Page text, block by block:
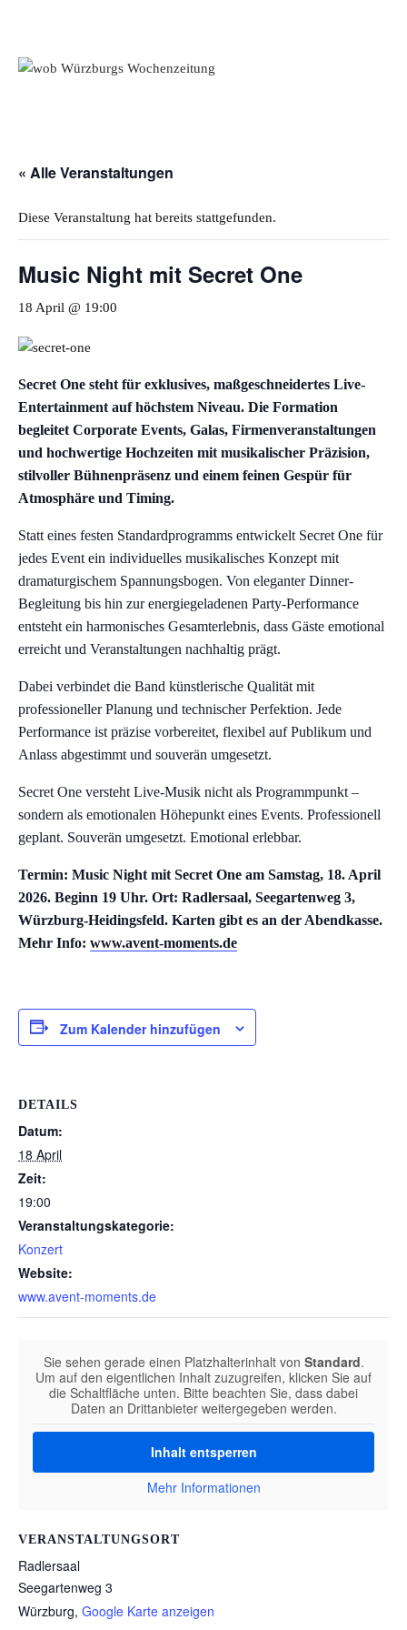
« Alle Veranstaltungen
Diese Veranstaltung hat bereits stattgefunden.
Music Night mit Secret One
18 April @ 19:00
Secret One steht für exklusives, maßgeschneidertes Live-
Entertainment auf höchstem Niveau. Die Formation
begleitet Corporate Events, Galas, Firmenveranstaltungen
und hochwertige Hochzeiten mit musikalischer Präzision,
stilvoller Bühnenpräsenz und einem feinen Gespür für
Atmosphäre und Timing.
Statt eines festen Standardprogramms entwickelt Secret One für
jedes Event ein individuelles musikalisches Konzept mit
dramaturgischem Spannungsbogen. Von eleganter Dinner-
Begleitung bis hin zur energiegeladenen Party-Performance
entsteht ein harmonisches Gesamterlebnis, dass Gäste emotional
erreicht und Veranstaltungen nachhaltig prägt.
Dabei verbindet die Band künstlerische Qualität mit
professioneller Planung und technischer Perfektion. Jede
Performance ist präzise vorbereitet, flexibel auf Publikum und
Anlass abgestimmt und souverän umgesetzt.
Secret One versteht Live-Musik nicht als Programmpunkt –
sondern als emotionalen Höhepunkt eines Events. Professionell
geplant. Souverän umgesetzt. Emotional erlebbar.
Termin: Music Night mit Secret One am Samstag, 18. April
2026. Beginn 19 Uhr. Ort: Radlersaal, Seegartenweg 3,
Würzburg-Heidingsfeld. Karten gibt es an der Abendkasse.
Mehr Info: www.avent-moments.de
Zum Kalender hinzufügen
DETAILS
Datum:
18 April
Zeit:
19:00
Veranstaltungskategorie:
Konzert
Website:
www.avent-moments.de
VERANSTALTUNGSORT
Radlersaal
Seegartenweg 3
Würzburg, Google Karte anzeigen
Sie sehen gerade einen Platzhalterinhalt von Standard.
Um auf den eigentlichen Inhalt zuzugreifen, klicken Sie auf
die Schaltfläche unten. Bitte beachten Sie, dass dabei
Daten an Drittanbieter weitergegeben werden.
Inhalt entsperren
Mehr Informationen